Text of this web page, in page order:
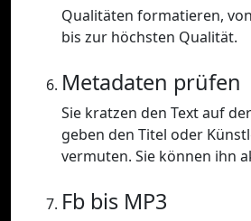
Qualitäten formatieren,
bis zur höchsten Qualität.
Metadaten prüfen
Sie kratzen den Text auf
geben den Titel oder
vermuten. Sie können ihn
Fb bis MP3